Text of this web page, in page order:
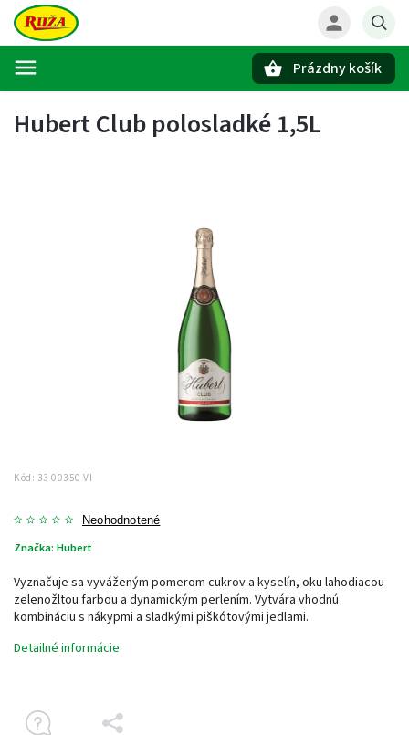
Prázdny košík
Hubert Club polosladké 1,5L
Kód: 33 00350 VI
Neohodnotené
Značka: Hubert
Vyznačuje sa vyváženým pomerom cukrov a kyselín, oku lahodiacou
zelenožltou farbou a dynamickým perlením. Vytvára vhodnú
kombináciu s nákypmi a sladkými piškótovými jedlami.
Detailné informácie